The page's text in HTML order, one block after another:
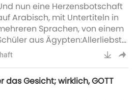
Schmuck mit dem
„Erwachen“ erhielt.
half ich als
bei einer Ausste
nun eine Herzensbotschaft
Arabisch, mit Untertiteln in
Sprachen, von einem
aus Ägypten:Allerliebste
Meisterin Ching Hai, aus
tiefstem Herzen danke ich Dir
hast – für uns, Deine
Gesicht; wirklich, GOTT